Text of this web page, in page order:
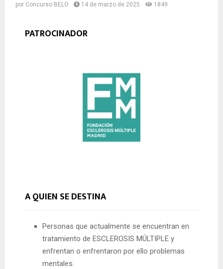
por Concurso BELO 14 de marzo de 2025 1849
PATROCINADOR
A QUIEN SE DESTINA
Personas que actualmente se encuentran en
tratamiento de ESCLEROSIS MÚLTIPLE y
enfrentan o enfrentaron por ello problemas
mentales.